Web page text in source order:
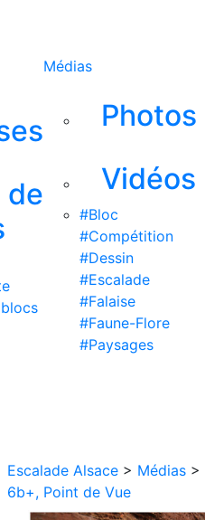
de
Médias
Photos
Vidéos
#Bloc
#Compétition
#Dessin
#Escalade
#Falaise
#Faune-Flore
#Paysages
Escalade Alsace > Médias >
6b+, Point de Vue